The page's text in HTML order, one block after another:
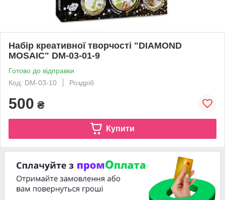
Набір креативної творчості "DIAMOND
MOSAIC" DM-03-01-9
Готово до відправки
Код: DM-03-10
Роздріб
500 ₴
Купити